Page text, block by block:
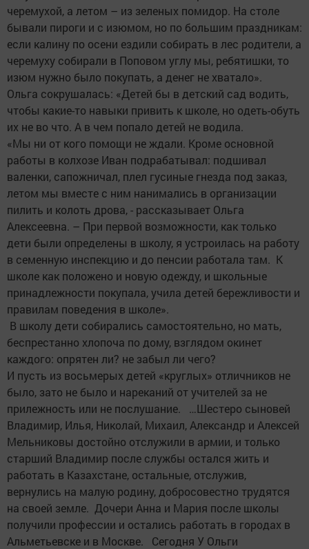
черемухой, а летом – из зеленых помидор. На столе
бывали пироги и с изюмом, но по большим праздникам:
если калину по осени ездили собирать в лес родители, а
черемуху собирали в Поповом углу мы, ребятишки, то
изюм нужно было покупать, а денег не хватало».
Ольга сокрушалась: «Детей бы в детский сад водить,
чтобы какие-то навыки привить к школе, но одеть-обуть
их не во что. А в чем попало детей не водила.
«Мы ни от кого помощи не ждали. Кроме основной
работы в колхозе Иван подрабатывал: подшивал
валенки, сапожничал, плел гусиные гнезда под заказ,
летом мы вместе с ним нанимались в организации
пилить и колоть дрова, - рассказывает Ольга
Алексеевна. – При первой возможности, как только
дети были определены в школу, я устроилась на работу
в семенную инспекцию и до пенсии работала там. К
школе как положено и новую одежду, и школьные
принадлежности покупала, учила детей бережливости и
правилам поведения в школе».
В школу дети собирались самостоятельно, но мать,
беспрестанно хлопоча по дому, взглядом окинет
каждого: опрятен ли? не забыл ли чего?
И пусть из восьмерых детей «круглых» отличников не
было, зато не было и нареканий от учителей за не
прилежность или не послушание. …Шестеро сыновей
Владимир, Илья, Николай, Михаил, Александр и Алексей
Мельниковы достойно отслужили в армии, и только
старший Владимир после службы остался жить и
работать в Казахстане, остальные, отслужив,
вернулись на малую родину, добросовестно трудятся
на своей земле. Дочери Анна и Мария после школы
получили профессии и остались работать в городах в
Альметьевске и в Москве. Сегодня У Ольги